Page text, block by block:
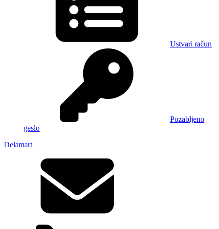
Ustvari račun
Pozabljeno
geslo
Delamart